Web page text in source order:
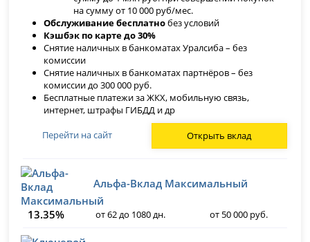
на сумму от 10 000 руб/мес.
Обслуживание бесплатнобез условий
Кэшбэк по карте до 30%
Снятие наличных в банкоматах Уралсиба – без
комиссии
Снятие наличных в банкоматах партнёров – без
комиссии до 300 000 руб.
Бесплатные платежи за ЖКХ, мобильную связь,
интернет, штрафы ГИБДД и др
Перейти на сайт
Открыть вклад
Альфа-Вклад Максимальный
13.35% от 62 до 1080 дн. от 50 000 руб.